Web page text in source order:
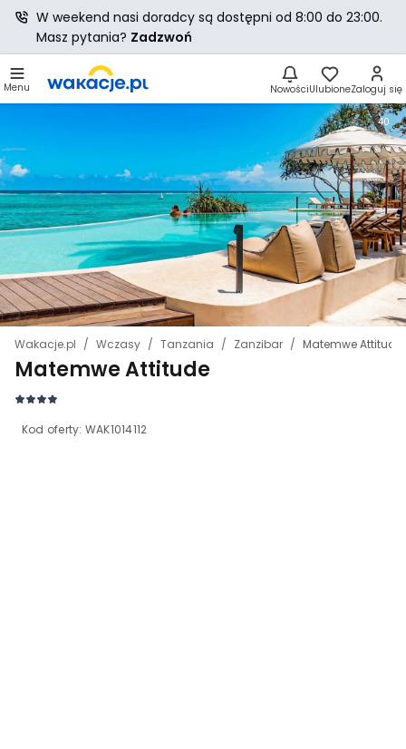
Menu NowościUlubioneZaloguj się
Wakacje.pl Wczasy Tanzania Zanzibar Matemwe Attitude
Matemwe Attitude
Kod oferty: WAK1014112
40
W weekend nasi doradcy są dostępni od 8:00 do 23:00.
Masz pytania? Zadzwoń